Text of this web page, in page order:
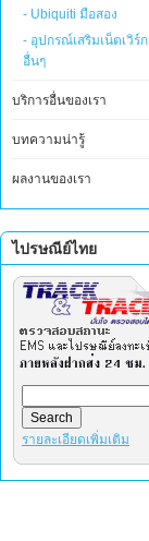
- Ubiquiti มือสอง
- อุปกรณ์เสริมเน็ตเวิร์ก
อื่นๆ
บริการอื่นของเรา
บทความน่ารู้
ผลงานของเรา
ไปรษณีย์ไทย
รายละเอียดเพิ่มเติม